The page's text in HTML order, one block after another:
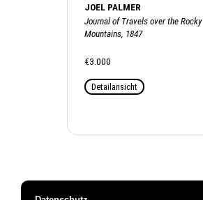
JOEL PALMER
Journal of Travels over the Rocky
Mountains, 1847
€3.000
Detailansicht